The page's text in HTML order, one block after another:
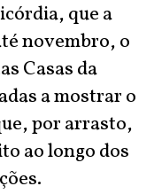
que a
novembro, o
Casas da
a mostrar o
por arrasto,
ao longo dos